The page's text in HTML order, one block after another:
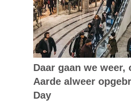
Daar gaan we
Aarde alweer
Day